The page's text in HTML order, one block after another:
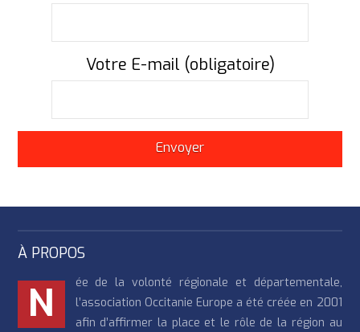
Votre E-mail (obligatoire)
À PROPOS
N
ée de la volonté régionale et départementale,
l’association Occitanie Europe a été créée en 2001
afin d’affirmer la place et le rôle de la région au